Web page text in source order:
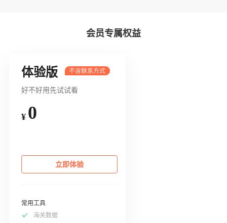
会员专属权益
体验版
好不好用先试试看
¥ 0
立即体验
常用工具
海关数据